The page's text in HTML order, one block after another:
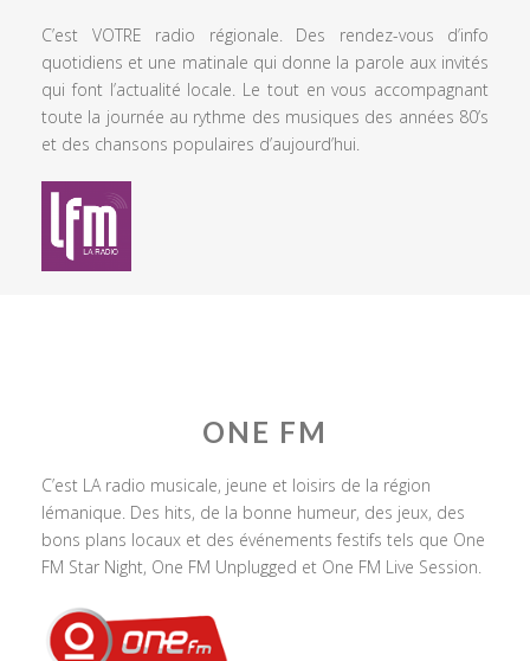
C’est VOTRE radio régionale. Des rendez-vous d’info
quotidiens et une matinale qui donne la parole aux invités
qui font l’actualité locale. Le tout en vous accompagnant
toute la journée au rythme des musiques des années 80’s
et des chansons populaires d’aujourd’hui.
ONE FM
C’est LA radio musicale, jeune et loisirs de la région
lémanique. Des hits, de la bonne humeur, des jeux, des
bons plans locaux et des événements festifs tels que One
FM Star Night, One FM Unplugged et One FM Live Session.